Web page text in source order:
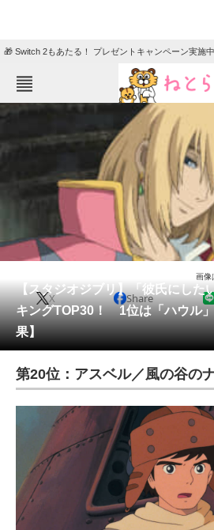
🎁 Switch 2もあたる！ プレゼントキャンペーン実施中
ねとらぼメニュー
ニュース
クイズ
教育・
リサー
会員記事
メディア
注目記事を集めた総合ページ
ITの今と未来を見通す
スマホと通信の最新トレンド
進化するPCとデバイスの未来
好きが集まる 比べて選べる
ビジネスと働き方のヒント
【スタジオジブリ】「彼氏にした
キングTOP30！ 1位は「ハウル
果】
画像
X Share
第20位：アスベル／風の谷の